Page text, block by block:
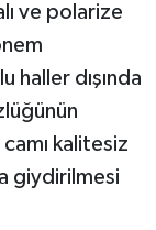
ve polarize
haller dışında
kalitesiz
giydirilmesi